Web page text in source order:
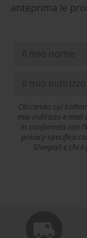
anteprima le
Cliccando sul
mio indirizzo e-mail
in conformità con l'
privacy specifica
Sherpa3 e chi